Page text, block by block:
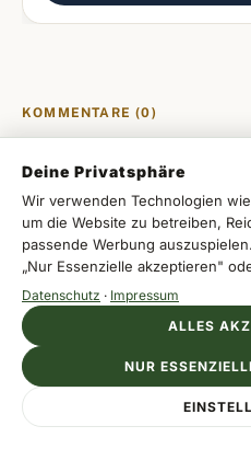
KOMMENTARE (0)
Melde dich an, um
Mit
Anzeige
Urlaub direkt am Wasser buchen
Deine Privatsphäre
Wir verwenden Technologien
um die Website zu betreiben,
passende Werbung
„Nur Essenzielle akzeptieren"
Datenschutz · Impressum
NUR
ALLES